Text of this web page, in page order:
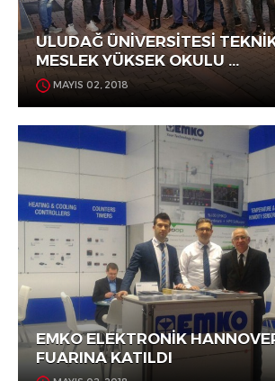
ULUDAĞ ÜNİVERSİTESİ
MESLEK YÜKSEK OKULU ...
MAYIS 02, 2018
EMKO ELEKTRONİK
FUARINA KATILDI